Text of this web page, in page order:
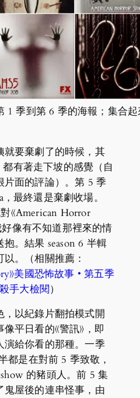
1 季到第 6 季的海報；集合
就要棄劇了的時候，其
有著走下坡的感覺（自
片面的評論）。第 5 季
最終還是棄劇收場。
《American Horror
好像有不知道那裡來的情
。結果 season 6 半輯
。（相關推薦：
》美國恐怖故事 • 第五季
手大檢閱）
以紀錄片翻拍模式開
平日看的《警訊》，即
演給你看的那種。一季
都是在對前 5 季致敬，
的豬頭人。前 5 集
屋後的連串怪事，由